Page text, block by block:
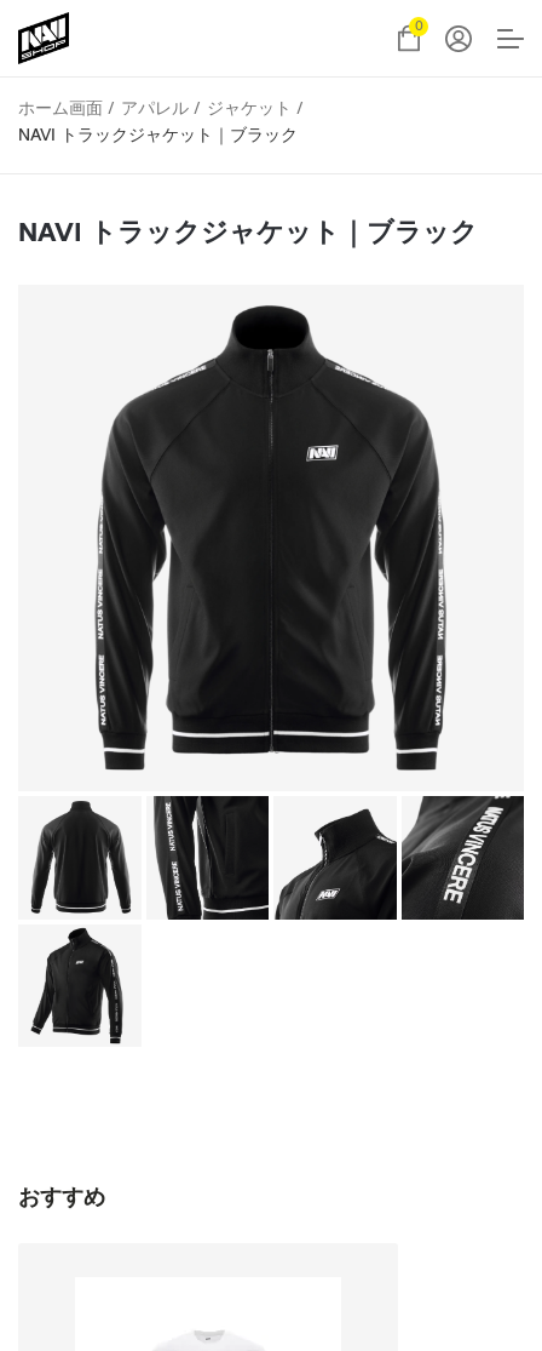
0
ホーム画面 アパレル
ジャケット
NAVI トラックジャケット｜ブラック
NAVI トラックジャケット｜ブラック
おすすめ